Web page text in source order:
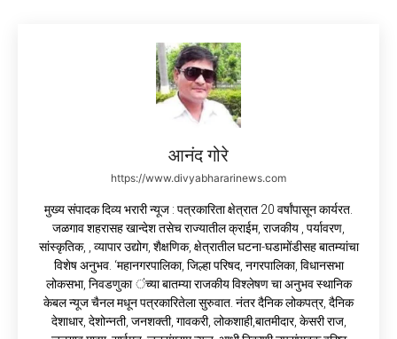
आनंद गोरे
https://www.divyabhararinews.com
मुख्य संपादक दिव्य भरारी न्यूज : पत्रकारिता क्षेत्रात 20 वर्षांपासून कार्यरत.
जळगाव शहरासह खान्देश तसेच राज्यातील क्राईम, राजकीय , पर्यावरण,
सांस्कृतिक, , व्यापार उद्योग, शैक्षणिक, क्षेत्रातील घटना-घडामोंडीसह बातम्यांचा
विशेष अनुभव. ‘महानगरपालिका, जिल्हा परिषद, नगरपालिका, विधानसभा
लोकसभा, निवडणुका ंच्या बातम्या राजकीय विश्लेषण चा अनुभव स्थानिक
केबल न्यूज चैनल मधून पत्रकारितेला सुरुवात. नंतर दैनिक लोकपत्र, दैनिक
देशाधार, देशोन्नती, जनशक्ती, गावकरी, लोकशाही,बातमीदार, केसरी राज,